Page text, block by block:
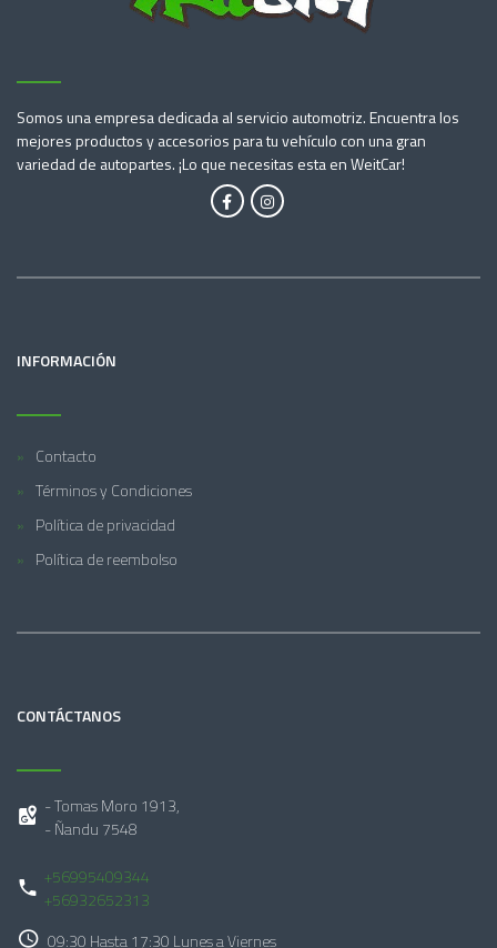
Somos una empresa dedicada al servicio automotriz. Encuentra los
mejores productos y accesorios para tu vehículo con una gran
variedad de autopartes. ¡Lo que necesitas esta en WeitCar!
INFORMACIÓN
Contacto
Términos y Condiciones
Política de privacidad
Política de reembolso
CONTÁCTANOS
- Tomas Moro 1913,
- Ñandu 7548
+56995409344
+56932652313
09:30 Hasta 17:30 Lunes a Viernes